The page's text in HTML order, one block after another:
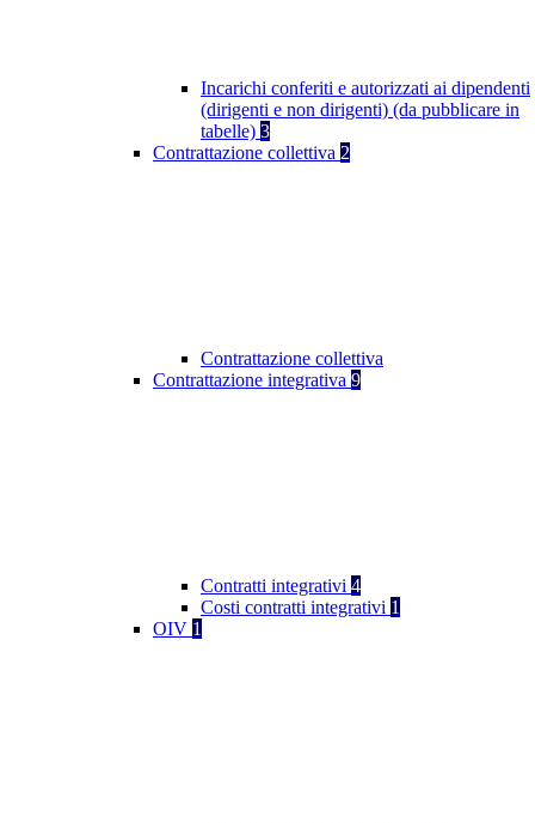
Incarichi conferiti e autorizzati ai dipendenti
(dirigenti e non dirigenti) (da pubblicare in
tabelle) 3
Contrattazione collettiva 2
Contrattazione collettiva
Contrattazione integrativa 9
Contratti integrativi 4
Costi contratti integrativi 1
OIV 1